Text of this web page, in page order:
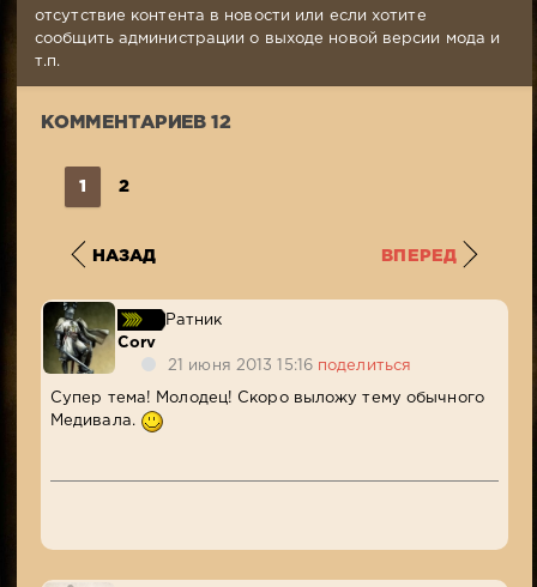
01:24
Комментариев:
028
отсутствие контента в новости или если хотите
сообщить администрации о выходе новой версии мода и
т.п.
КОММЕНТАРИЕВ 12
1 2
НАЗАД ВПЕРЕД
Ратник
Corv
21 июня 2013 15:16 поделиться
Супер тема! Молодец! Скоро выложу тему обычного
Медивала.